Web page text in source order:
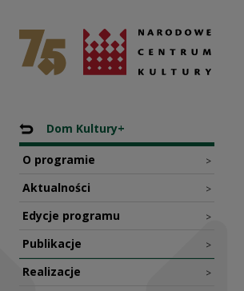
Artystyczne
National Centre for Culture Poland
Nawigacja
Back to: Programy dotacyjne NCK
Dom Kultury+
O programie >
Aktualności >
Edycje programu >
Publikacje >
Realizacje >